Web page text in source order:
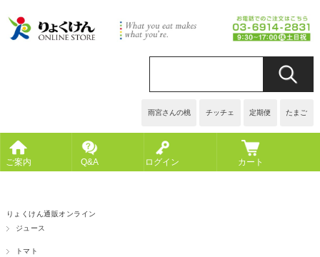
雨宮さんの桃 チッチェ 定期便 たまご
ご案内 Q&A ログイン カート
りょくけん通販オンライン
ジュース
トマト